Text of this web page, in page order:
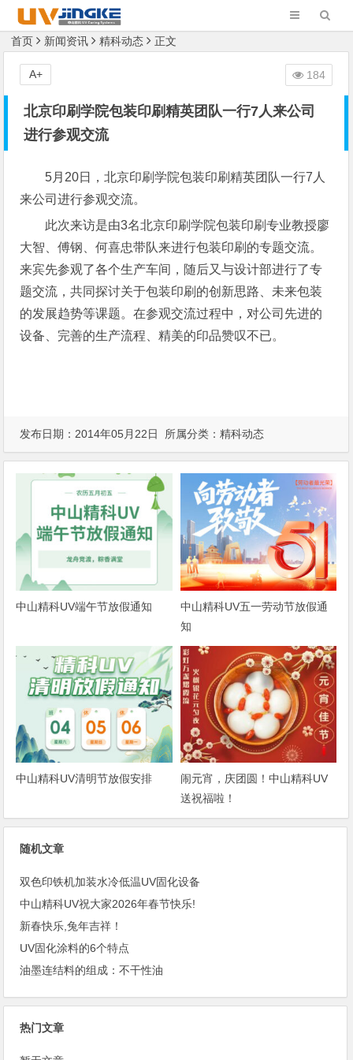
首页 新闻资讯 精科动态 正文
北京印刷学院包装印刷精英团队一行7人来公司
进行参观交流
5月20日，北京印刷学院包装印刷精英团队一行7人
来公司进行参观交流。
此次来访是由3名北京印刷学院包装印刷专业教授廖
大智、傅钢、何喜忠带队来进行包装印刷 的专题交流。
来宾先参观了各个生产车间，随后又与设计部进行了专
题交流，共同探讨关于包装印刷 的创新思路、未来包装
的发展趋势等课题。在参观交流过程中，对公司先进的
设备、完善的生产流程、精美的印品赞叹不已。
184
A+
发布日期：2014年05月22日 所属分类：精科动态
中山精科UV端午节放假通知
中山精科UV五一劳动节放假通
知
中山精科UV清明节放假安排
闹元宵，庆团圆！中山精科UV
送祝福啦！
随机文章
双色印铁机加装水冷低温UV固化设备
中山精科UV祝大家2026年春节快乐!
新春快乐,兔年吉祥！
UV固化涂料的6个特点
油墨连结料的组成：不干性油
热门文章